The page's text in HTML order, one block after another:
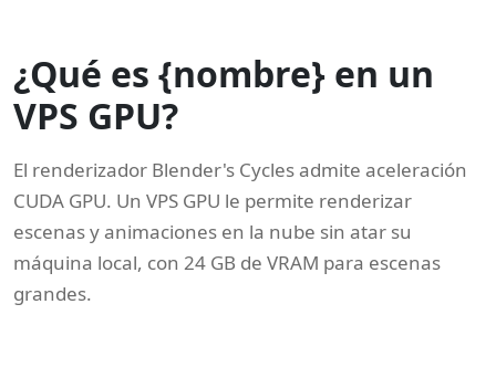
¿Qué es {nombre} en un
VPS GPU?
El renderizador Blender's Cycles admite aceleración
CUDA GPU. Un VPS GPU le permite renderizar
escenas y animaciones en la nube sin atar su
máquina local, con 24 GB de VRAM para escenas
grandes.